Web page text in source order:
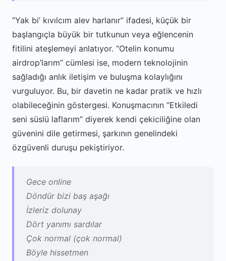
“Yak bi’ kıvılcım alev harlanır” ifadesi, küçük bir
başlangıçla büyük bir tutkunun veya eğlencenin
fitilini ateşlemeyi anlatıyor. “Otelin konumu
airdrop’larım” cümlesi ise, modern teknolojinin
sağladığı anlık iletişim ve buluşma kolaylığını
vurguluyor. Bu, bir davetin ne kadar pratik ve hızlı
olabileceğinin göstergesi. Konuşmacının “Etkiledi
seni süslü laflarım” diyerek kendi çekiciliğine olan
güvenini dile getirmesi, şarkının genelindeki
özgüvenli duruşu pekiştiriyor.
Gece online
Döndür bizi baş aşağı
İzleriz dolunay
Dört yanımı sardılar
Çok normal (çok normal)
Böyle hissetmen